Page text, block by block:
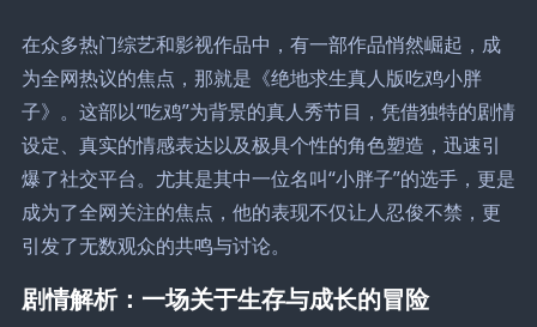
在众多热门综艺和影视作品中，有一部作品悄然崛起，成
为全网热议的焦点，那就是《绝地求生真人版吃鸡小胖
子》。这部以“吃鸡”为背景的真人秀节目，凭借独特的剧情
设定、真实的情感表达以及极具个性的角色塑造，迅速引
爆了社交平台。尤其是其中一位名叫“小胖子”的选手，更是
成为了全网关注的焦点，他的表现不仅让人忍俊不禁，更
引发了无数观众的共鸣与讨论。
剧情解析：一场关于生存与成长的冒险